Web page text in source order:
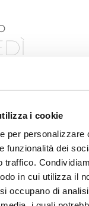
i cookie
per personalizzare
funzionalità dei
traffico.
in cui utilizza il
occupano di